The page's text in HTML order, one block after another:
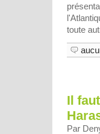
toute
Il
Par